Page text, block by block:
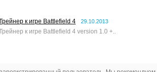
к игре Battlefield 4 29.10.2013
к игре Battlefield 4 version 1.0 +..